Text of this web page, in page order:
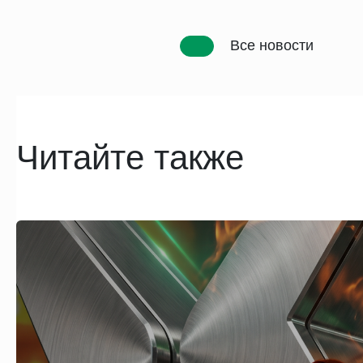
Все новости
Читайте также